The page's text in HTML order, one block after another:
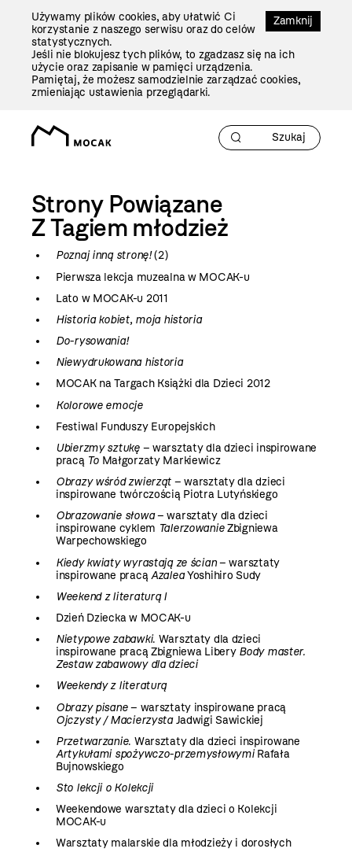
Zamknij
Używamy plików cookies, aby ułatwić Ci
korzystanie z naszego serwisu oraz do celów
statystycznych.
Jeśli nie blokujesz tych plików, to zgadzasz się na ich
użycie oraz zapisanie w pamięci urządzenia.
Pamiętaj, że możesz samodzielnie zarządzać cookies,
zmieniając ustawienia przeglądarki.
Strony Powiązane
Z Tagiem młodzież
Poznaj inną stronę!(2)
Pierwsza lekcja muzealna w MOCAK-u
Lato w MOCAK-u 2011
Historia kobiet, moja historia
Do-rysowania!
Niewydrukowana historia
MOCAK na Targach Książki dla Dzieci 2012
Kolorowe emocje
Festiwal Funduszy Europejskich
Ubierzmy sztukę– warsztaty dla dzieci inspirowane
pracą ToMałgorzaty Markiewicz
Obrazy wśród zwierząt – warsztaty dla dzieci
inspirowane twórczością Piotra Lutyńskiego
Obrazowanie słowa– warsztaty dla dzieci
inspirowane cyklem TalerzowanieZbigniewa
Warpechowskiego
Kiedy kwiaty wyrastają ze ścian– warsztaty
inspirowane pracąAzaleaYoshihiro Sudy
Weekend z literaturą I
Dzień Dziecka w MOCAK-u
Nietypowe zabawki. Warsztaty dla dzieci
inspirowane pracą Zbigniewa Libery Body master.
Zestaw zabawowy dla dzieci
Weekendy z literaturą
Obrazy pisane– warsztaty inspirowane pracą
Ojczysty / MacierzystaJadwigi Sawickiej
Przetwarzanie. Warsztaty dla dzieci inspirowane
Artykułami spożywczo-przemysłowymiRafała
Bujnowskiego
Sto lekcji o Kolekcji
Weekendowe warsztaty dla dzieci o Kolekcji
MOCAK-u
Warsztaty malarskie dla młodzieży i dorosłych